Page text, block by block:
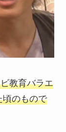
教育バラエ
頃のもので